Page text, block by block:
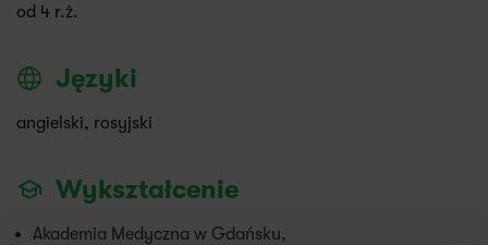
od 4 r.ż.
Języki
angielski, rosyjski
Wykształcenie
Akademia Medyczna w Gdańsku,